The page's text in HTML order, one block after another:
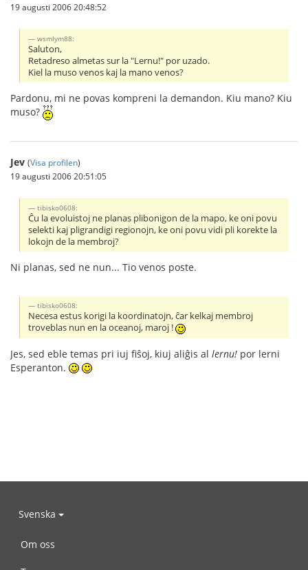
19 augusti 2006 20:48:52
wsmlym88:
Saluton,
Retadreso almetas sur la "Lernu!" por uzado.
Kiel la muso venos kaj la mano venos?
Pardonu, mi ne povas kompreni la demandon. Kiu mano? Kiu
muso?
Jev (Visa profilen)
19 augusti 2006 20:51:05
tibisko0608:
Ĉu la evoluistoj ne planas plibonigon de la mapo, ke oni povu
selekti kaj pligrandigi regionojn, ke oni povu vidi pli korekte la
lokojn de la membroj?
Ni planas, sed ne nun... Tio venos poste.
tibisko0608:
Necesa estus korigi la koordinatojn, ĉar kelkaj membroj
troveblas nun en la oceanoj, maroj !
Jes, sed eble temas pri iuj fiŝoj, kiuj aliĝis al lernu! por lerni
Esperanton.
Svenska
Om oss